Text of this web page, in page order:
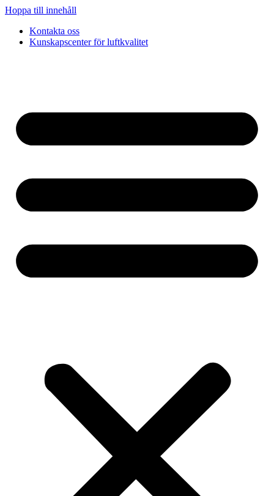
Hoppa till innehåll
Kontakta oss
Kunskapscenter för luftkvalitet